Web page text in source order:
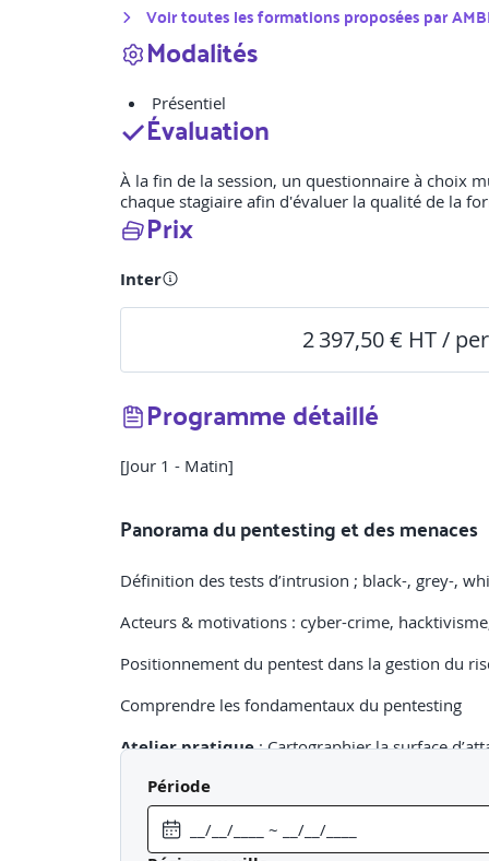
Voir toutes les formations proposées par
Modalités
Présentiel
Évaluation
À la fin de la session, un questionnaire à choix
chaque stagiaire afin d'évaluer la qualité de la
Prix
Inter
2 397,50 € HT /
Programme détaillé
[Jour 1 - Matin]
Panorama du pentesting et des menaces
Définition des tests d’intrusion ; black-, grey-,
Acteurs & motivations : cyber-crime,
Positionnement du pentest dans la gestion du
Comprendre les fondamentaux du pentesting
Atelier pratique: Cartographier la surface
[Jour 1 - Après-midi]
Cadre légal, conformité et éthique
Période